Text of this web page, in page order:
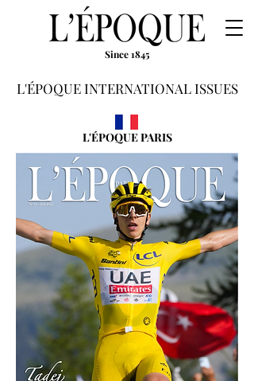
Since 1845
L'ÉPOQUE INTERNATIONAL ISSUES
L'ÉPOQUE PARIS